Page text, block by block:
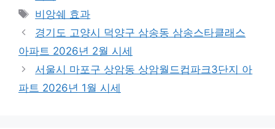
Tags
비앙쉐 효과
경기도 고양시 덕양구 삼송동 삼송스타클래스
아파트 2026년 2월 시세
서울시 마포구 상암동 상암월드컵파크3단지 아
파트 2026년 1월 시세